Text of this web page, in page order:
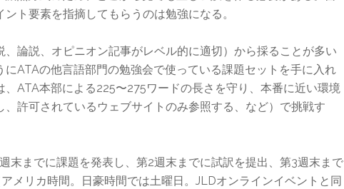
ト要素を指摘してもらうのは勉強になる。
論説、オピニオン記事がレベル的に適切）から採ることが多い
にATAの他言語部門の勉強会で使っている課題セットを手に入れ
、ATA本部による225〜275ワードの長さを守り、本番に近い環境
、許可されているウェブサイトのみ参照する、など）で挑戦す
末までに課題を発表し、第2週末までに試訳を提出、第3週末まで
メリカ時間。日豪時間では土曜日。JLDオンラインイベントと同